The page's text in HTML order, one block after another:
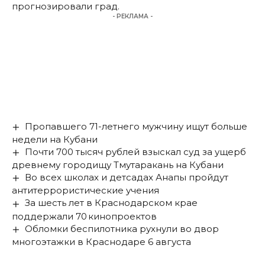
прогнозировали град.
- РЕКЛАМА -
Пропавшего 71-летнего мужчину ищут больше
недели на Кубани
Почти 700 тысяч рублей взыскал суд за ущерб
древнему городищу Тмутаракань на Кубани
Во всех школах и детсадах Анапы пройдут
антитеррористические учения
За шесть лет в Краснодарском крае
поддержали 70 кинопроектов
Обломки беспилотника рухнули во двор
многоэтажки в Краснодаре 6 августа